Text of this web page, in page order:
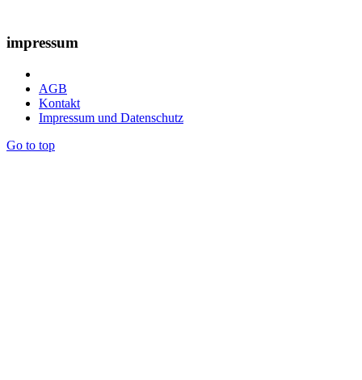
impressum
AGB
Kontakt
Impressum und Datenschutz
Go to top